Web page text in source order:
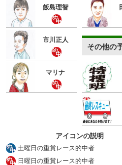
飯島理智
市川正人
マリナ
その他の
アイコンの説明
土曜日の重賞レース的中者
日曜日の重賞レース的中者